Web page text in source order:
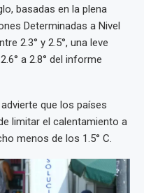
basadas en la plena
Determinadas a Nivel
2.3° y 2.5°, una leve
a 2.8° del informe
que los países
limitar el calentamiento a
menos de los 1.5° C.